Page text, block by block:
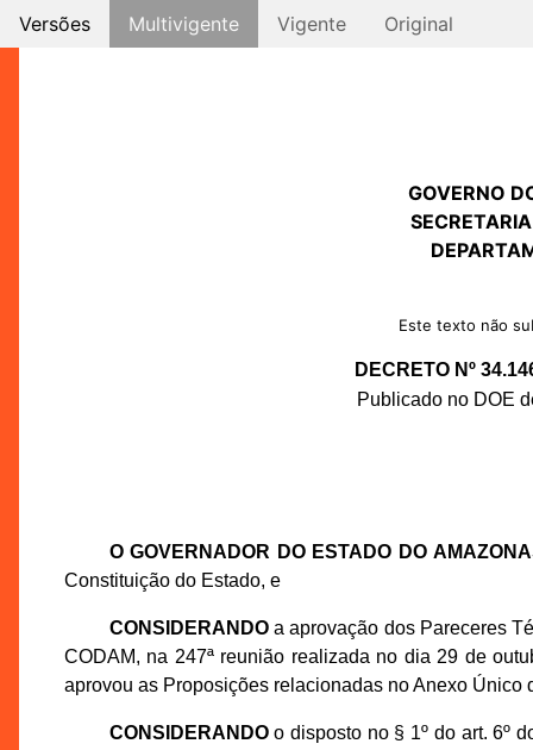
Versões Multivigente Vigente Original
GOVERNO
Este texto não
DECRETO Nº
Publicado no DOE
O GOVERNADOR DO ESTADO DO
Constituição do Estado, e
CONSIDERANDOa aprovação dos Pareceres
CODAM, na 247ª reunião realizada no dia 29 de
aprovou as Proposições relacionadas no Anexo Único
CONSIDERANDOo disposto no § 1º do art. 6º